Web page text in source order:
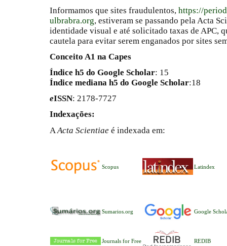
Informamos que sites fraudulentos, https://
ulbrabra.org, estiveram se passando pela Acta
identidade visual e até solicitado taxas de APC,
cautela para evitar serem enganados por sites
Conceito A1 na Capes
Índice h5 do Google Scholar: 15
Índice mediana h5 do Google Scholar:18
eISSN: 2178-7727
Indexações:
A Acta Scientiae é indexada em:
Scopus Latindex
Sumarios.org Google
Journals for Free REDIB